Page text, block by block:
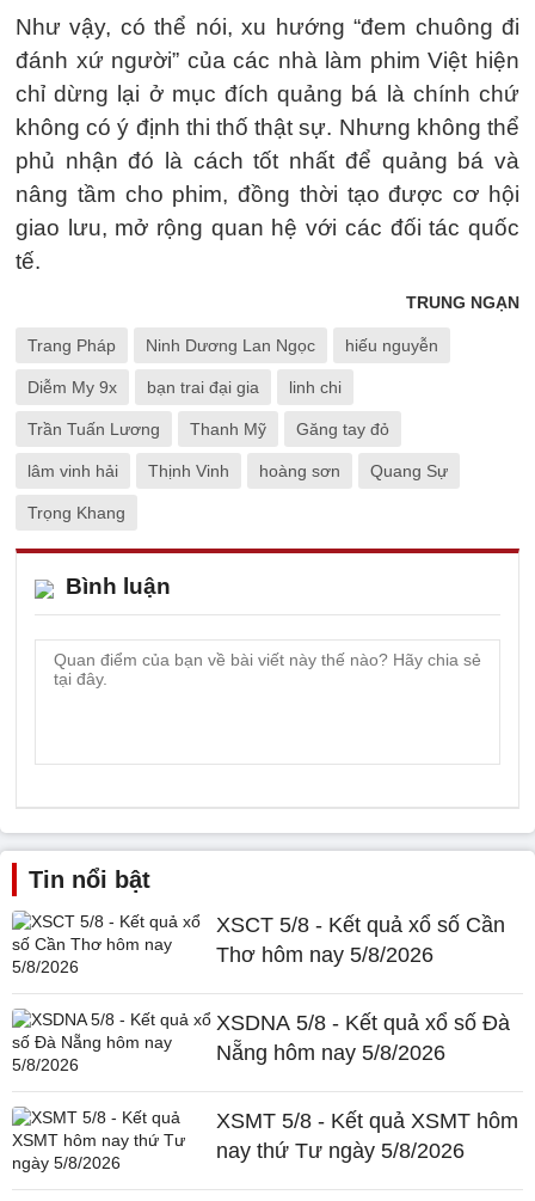
Như vậy, có thể nói, xu hướng “đem chuông đi
đánh xứ người” của các nhà làm phim Việt hiện
chỉ dừng lại ở mục đích quảng bá là chính chứ
không có ý định thi thố thật sự. Nhưng không thể
phủ nhận đó là cách tốt nhất để quảng bá và
nâng tầm cho phim, đồng thời tạo được cơ hội
giao lưu, mở rộng quan hệ với các đối tác quốc
tế.
TRUNG NGẠN
Trang Pháp Ninh Dương Lan Ngọc hiếu nguyễn
Diễm My 9x bạn trai đại gia linh chi
Trần Tuấn Lương Thanh Mỹ Găng tay đỏ
lâm vinh hải Thịnh Vinh hoàng sơn Quang Sự
Trọng Khang
Bình luận
Tin nổi bật
XSCT 5/8 - Kết quả xổ số Cần
Thơ hôm nay 5/8/2026
XSDNA 5/8 - Kết quả xổ số Đà
Nẵng hôm nay 5/8/2026
XSMT 5/8 - Kết quả XSMT hôm
nay thứ Tư ngày 5/8/2026